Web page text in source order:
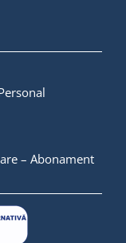
– Abonament